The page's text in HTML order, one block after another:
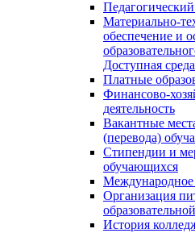
Педагогический
Материально-
обеспечение и
Доступная среда
Платные
Финансово-
деятельность
Вакантные
(перевода)
Стипендии и
обучающихся
Международное
Организация
История